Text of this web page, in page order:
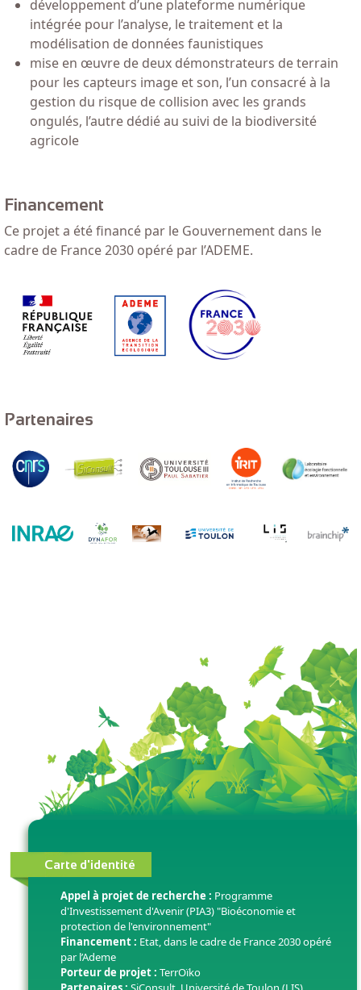
développement d’une plateforme numérique
intégrée pour l’analyse, le traitement et la
modélisation de données faunistiques
mise en œuvre de deux démonstrateurs de terrain
pour les capteurs image et son, l’un consacré à la
gestion du risque de collision avec les grands
ongulés, l’autre dédié au suivi de la biodiversité
agricole
Financement
Ce projet a été financé par le Gouvernement dans le
cadre de France 2030 opéré par l’ADEME.
Partenaires
Carte d'identité
Appel à projet de recherche : Programme
d'Investissement d'Avenir (PIA3) "Bioéconomie et
protection de l'environnement"
Financement : Etat, dans le cadre de France 2030 opéré
par l’Ademe
Porteur de projet : TerrOïko